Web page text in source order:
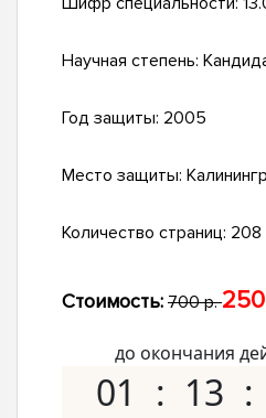
Научная степень:
Год защиты: 2005
Место защиты:
Количество страниц: 208
Стоимость: 700 р.
до окончания
01 13